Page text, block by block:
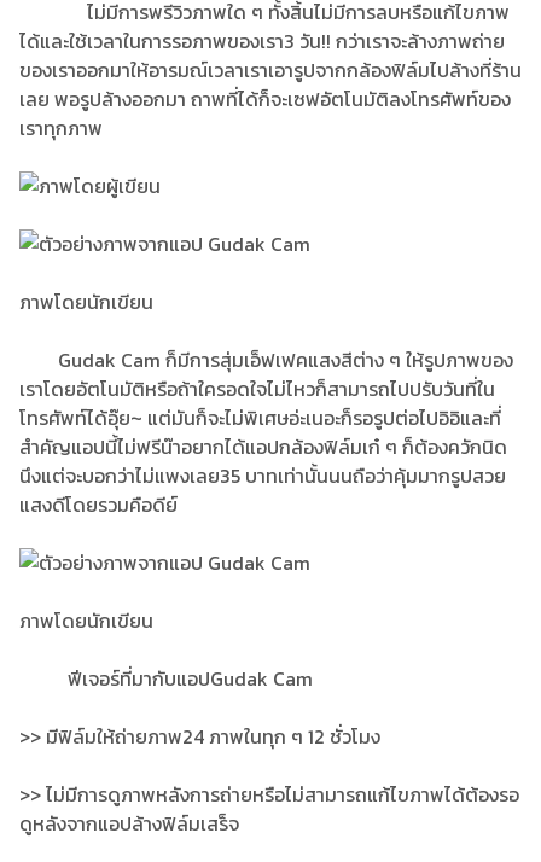
ไม่มีการพรีวิวภาพใด ๆ ทั้งสิ้นไม่มีการลบหรือแก้ไขภาพ
ได้และใช้เวลาในการรอภาพของเรา3 วัน!! กว่าเราจะล้างภาพถ่าย
ของเราออกมาให้อารมณ์เวลาเราเอารูปจากกล้องฟิล์มไปล้างที่ร้าน
เลย พอรูปล้างออกมา ถาพที่ได้ก็จะเซฟอัตโนมัติลงโทรศัพท์ของ
เราทุกภาพ
ภาพโดยนักเขียน
Gudak Cam ก็มีการสุ่มเอ็ฟเฟคแสงสีต่าง ๆ ให้รูปภาพของ
เราโดยอัตโนมัติหรือถ้าใครอดใจไม่ไหวก็สามารถไปปรับวันที่ใน
โทรศัพท์ได้อุ๊ย~ แต่มันก็จะไม่พิเศษอ่ะเนอะก็รอรูปต่อไปอิอิและที่
สำคัญแอปนี้ไม่ฟรีน๊าอยากได้แอปกล้องฟิล์มเก๋ ๆ ก็ต้องควักนิด
นึงแต่จะบอกว่าไม่แพงเลย35 บาทเท่านั้นนนถือว่าคุ้มมากรูปสวย
แสงดีโดยรวมคือดีย์
ภาพโดยนักเขียน
ฟีเจอร์ที่มากับแอปGudak Cam
>> มีฟิล์มให้ถ่ายภาพ24 ภาพในทุก ๆ 12 ชั่วโมง
>> ไม่มีการดูภาพหลังการถ่ายหรือไม่สามารถแก้ไขภาพได้ต้องรอ
ดูหลังจากแอปล้างฟิล์มเสร็จ